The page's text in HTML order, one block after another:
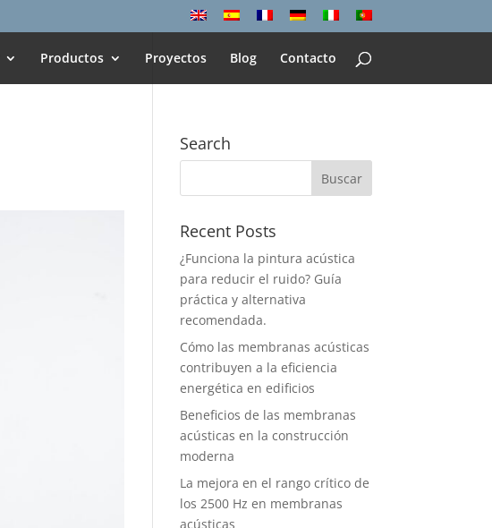
Productos Proyectos Blog Contacto
Search
Recent Posts
¿Funciona la pintura acústica
para reducir el ruido? Guía
práctica y alternativa
recomendada.
Cómo las membranas acústicas
contribuyen a la eficiencia
energética en edificios
Beneficios de las membranas
acústicas en la construcción
moderna
La mejora en el rango crítico de
los 2500 Hz en membranas
acústicas